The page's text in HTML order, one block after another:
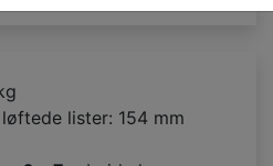
lister: 154 mm